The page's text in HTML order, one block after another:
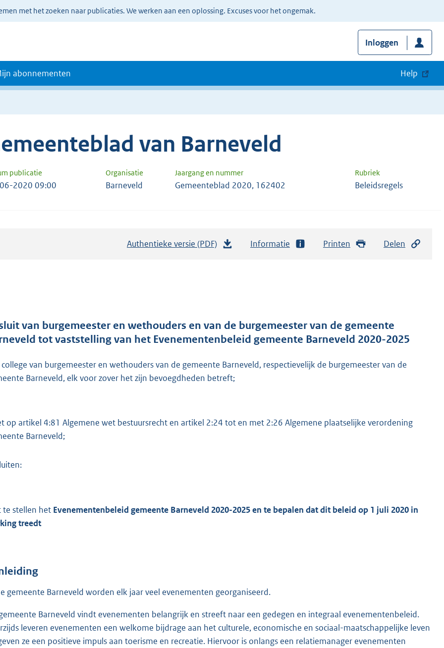
met het zoeken naar publicaties. We werken aan een oplossing. Excuses voor het ongemak.
Inloggen
abonnementen Help
van Barneveld
publicatie Organisatie Jaargang en nummer Rubriek
2020 09:00 Barneveld Gemeenteblad 2020, 162402 Beleidsregels
Authentieke versie (PDF)
d
s
r
o
t
b
Informatie Printen Delen
van burgemeester en wethouders en van de burgemeester van de gemeente
tot vaststelling van het Evenementenbeleid gemeente Barneveld 2020-2025
van burgemeester en wethouders van de gemeente Barneveld, respectievelijk de burgemeester van de
Barneveld, elk voor zover het zijn bevoegdheden betreft;
op artikel 4:81 Algemene wet bestuursrecht en artikel 2:24 tot en met 2:26 Algemene plaatselijke verordening
Barneveld;
te stellen het Evenementenbeleid gemeente Barneveld 2020-2025 en te bepalen dat dit beleid op 1 juli 2020 in
treedt
gemeente Barneveld worden elk jaar veel evenementen georganiseerd.
Barneveld vindt evenementen belangrijk en streeft naar een gedegen en integraal evenementenbeleid.
leveren evenementen een welkome bijdrage aan het culturele, economische en sociaal-maatschappelijke leven
ze een positieve impuls aan toerisme en recreatie. Hiervoor is onlangs een relatiemanager evenementen